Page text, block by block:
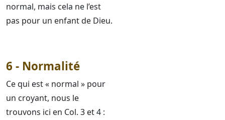
normal, mais cela ne l’est
pas pour un enfant de Dieu.
6 - Normalité
Ce qui est « normal » pour
un croyant, nous le
trouvons ici en Col. 3 et 4 :